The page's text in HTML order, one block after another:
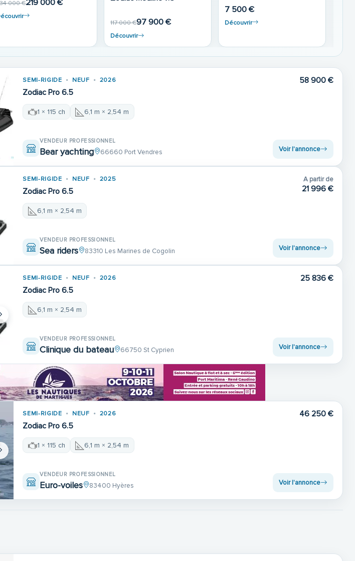
0 €
Découvrir
299 000 €
Découvrir
SEMI-RIGIDE NEUF 2026
Zodiac Pro 6.5
58 900 €
1 × 115 ch 6,1 m × 2,54 m
VENDEUR PROFESSIONNEL
Bear yachting 66660 Port Vendres Voir l'annonce
SEMI-RIGIDE NEUF 2025
Zodiac Pro 6.5
A partir de
21 996 €
6,1 m × 2,54 m
VENDEUR PROFESSIONNEL
Sea riders 83310 Les Marines de Cogolin Voir l'annonce
SEMI-RIGIDE NEUF 2026
Zodiac Pro 6.5
25 836 €
6,1 m × 2,54 m
VENDEUR PROFESSIONNEL
Clinique du bateau 66750 St Cyprien Voir l'annonce
SEMI-RIGIDE NEUF 2026
Zodiac Pro 6.5
46 250 €
1 × 115 ch 6,1 m × 2,54 m
VENDEUR PROFESSIONNEL
Euro-voiles 83400 Hyères Voir l'annonce